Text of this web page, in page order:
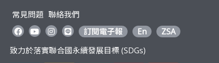
常見問題 聯絡我們
訂閱電子報
En
ZSA
致力於落實聯合國永續發展目標 (SDGs)